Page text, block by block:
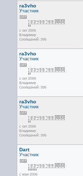
ra3vho
Участник
с окт 2006
Владимир
Сообщений: 395
ra3vho
Участник
с окт 2006
Владимир
Сообщений: 395
ra3vho
Участник
с окт 2006
Владимир
Сообщений: 395
Dart
Участник
с мая 2006